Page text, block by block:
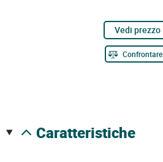
Vedi prezzo
Confrontare
caratteristiche